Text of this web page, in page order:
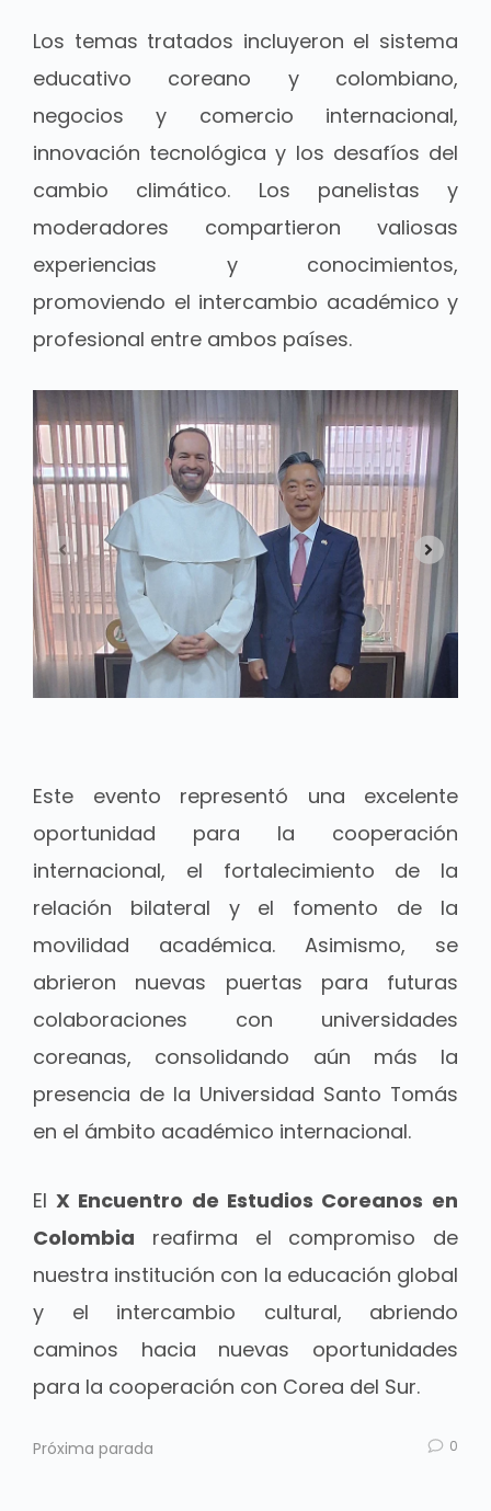
Los temas tratados incluyeron el sistema
educativo coreano y colombiano,
negocios y comercio internacional,
innovación tecnológica y los desafíos del
cambio climático. Los panelistas y
moderadores compartieron valiosas
experiencias y conocimientos,
promoviendo el intercambio académico y
profesional entre ambos países.
Este evento representó una excelente
oportunidad para la cooperación
internacional, el fortalecimiento de la
relación bilateral y el fomento de la
movilidad académica. Asimismo, se
abrieron nuevas puertas para futuras
colaboraciones con universidades
coreanas, consolidando aún más la
presencia de la Universidad Santo Tomás
en el ámbito académico internacional.
ElX Encuentro de Estudios Coreanos en
Colombia reafirma el compromiso de
nuestra institución con la educación global
y el intercambio cultural, abriendo
caminos hacia nuevas oportunidades
para la cooperación con Corea del Sur.
Próxima parada 0